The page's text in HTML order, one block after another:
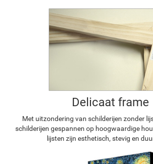
Delicaat frame
Met uitzondering van schilderijen zonder
schilderijen gespannen op hoogwaardige
lijsten zijn esthetisch, stevig en